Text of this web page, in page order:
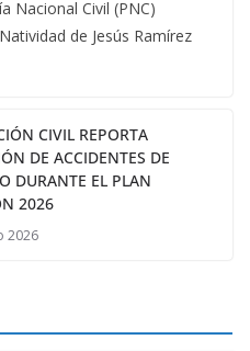
Nacional Civil (PNC)
de Jesús Ramírez
CIVIL REPORTA
DE ACCIDENTES DE
DURANTE EL PLAN
2026
2026